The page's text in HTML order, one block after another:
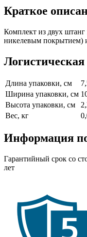
Краткое
Комплект из двух штанг
никелевым покрытием)
Длина упаковки, см
Ширина упаковки, см
Высота упаковки, см
Вес, кг
Информация
Гарантийный срок со
лет